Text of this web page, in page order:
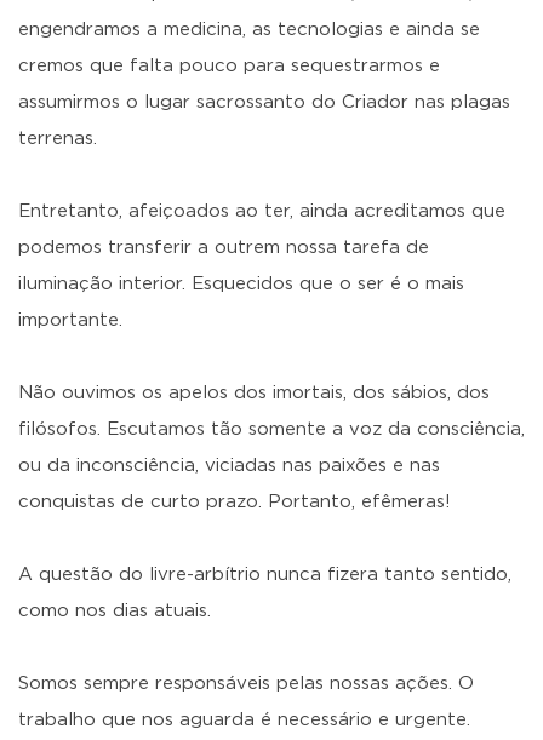
engendramos a medicina, as tecnologias e ainda se
cremos que falta pouco para sequestrarmos e
assumirmos o lugar sacrossanto do Criador nas plagas
terrenas.
Entretanto, afeiçoados ao ter, ainda acreditamos que
podemos transferir a outrem nossa tarefa de
iluminação interior. Esquecidos que o ser é o mais
importante.
Não ouvimos os apelos dos imortais, dos sábios, dos
filósofos. Escutamos tão somente a voz da consciência,
ou da inconsciência, viciadas nas paixões e nas
conquistas de curto prazo. Portanto, efêmeras!
A questão do livre-arbítrio nunca fizera tanto sentido,
como nos dias atuais.
Somos sempre responsáveis pelas nossas ações. O
trabalho que nos aguarda é necessário e urgente.